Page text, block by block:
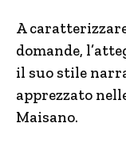
A
domande,
il suo stile
apprezzato
Maisano.